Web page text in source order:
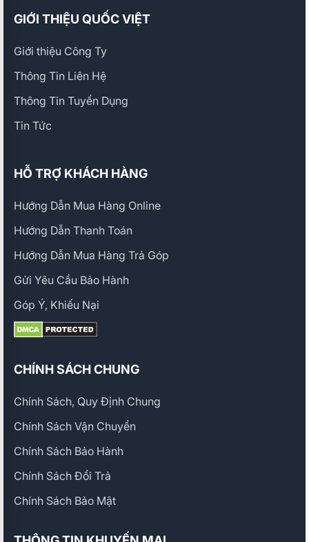
GIỚI THIỆU QUỐC VIỆT
Giới thiệu Công Ty
Thông Tin Liên Hệ
Thông Tin Tuyển Dụng
Tin Tức
HỖ TRỢ KHÁCH HÀNG
Hướng Dẫn Mua Hàng Online
Hướng Dẫn Thanh Toán
Hướng Dẫn Mua Hàng Trả Góp
Gửi Yêu Cầu Bảo Hành
Góp Ý, Khiếu Nại
CHÍNH SÁCH CHUNG
Chính Sách, Quy Định Chung
Chính Sách Vận Chuyển
Chính Sách Bảo Hành
Chính Sách Đổi Trả
Chính Sách Bảo Mật